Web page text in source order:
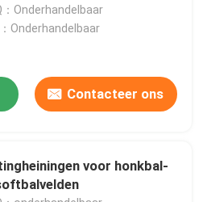
：Onderhandelbaar
Onderhandelbaar
Contacteer ons
voor honkbal-